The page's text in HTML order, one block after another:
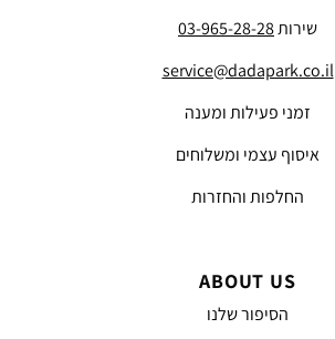
שירות03-965-28-28
service@dadapark.co.il
זמני פעילות ומענה
איסוף עצמי ומשלוחים
החלפות והחזרות
ABOUT US
הסיפור שלנו